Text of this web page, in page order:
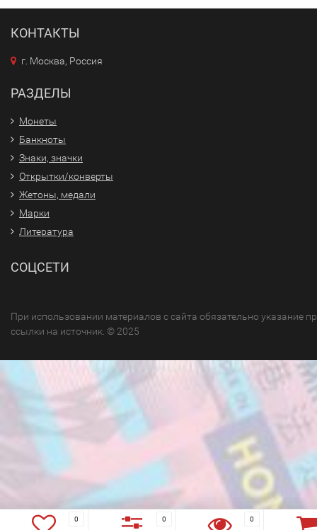
КОНТАКТЫ
г. Москва, Россия
РАЗДЕЛЫ
Монеты
Банкноты
Знаки, значки
Открытки/конверты
Жетоны, медали
Марки
Литература
СОЦСЕТИ
При использовании материалов с сайта обязательно указание
ссылки на источник. © 2025
0 0 0